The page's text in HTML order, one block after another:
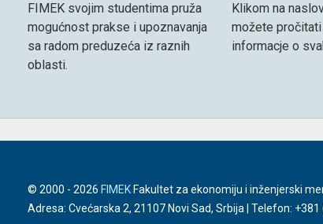
FIMEK svojim studentima pruža
mogućnost prakse i upoznavanja
sa radom preduzeća iz raznih
oblasti.
Klikom na
možete
informacje o
© 2000 - 2026 FIMEK Fakultet za ekonomiju i inženjerski
Adresa: Cvećarska 2, 21107 Novi Sad, Srbija | Telefon: